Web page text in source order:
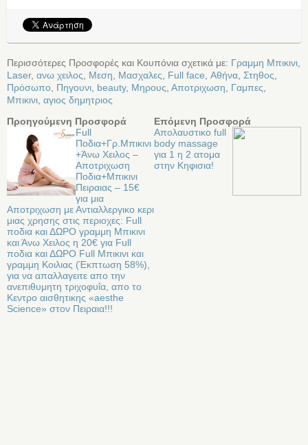
Περισσότερες Προσφορές και Κουπόνια σχετικά με: Γραμμη Μπικινι
Laser, ανω χειλος Μεση Μασχαλες Full face Αθήνα Στηθος
Πρόσωπο Πηγουνι beauty, Μηρους Αποτριχωση Γαμπες
Μπικινι αγιος δημητριος
Προηγούμενη Προσφορά
Full
Ποδια+Γρ.Μπικινι
+Άνω Χειλος –
Αποτριχωση
Ποδια+Μπικινι
Πειραιας – 15€
για μια
Αποτριχωση με Αντιαλλεργικο κερι
μιας χρησης στις περιοχες: Full
ποδια και ΔΩΡΟ γραμμη Μπικινι
και Άνω Χειλος η 20€ για Full
ποδια και ΔΩΡΟ Full Μπικινι και
γραμμη Κοιλιας (Έκπτωση 58%),
για να απαλλαγειτε απο την
ανεπιθυμητη τριχοφυΐα, απο το
Κεντρο αισθητικης «aesthe
Science» στον Πειραια!!!
Επόμενη Προσφορά
Απολαυστικο full
body massage
για 1 η 2 ατομα
στην Κηφισια!